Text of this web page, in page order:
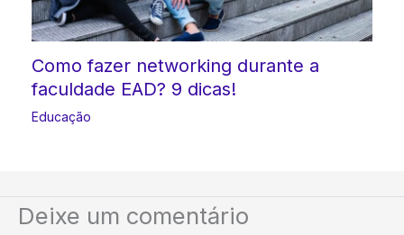
Como fazer networking durante a
faculdade EAD? 9 dicas!
Educação
Deixe um comentário